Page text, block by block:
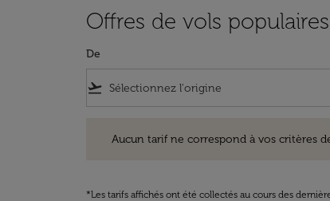
Offres de vols
De
flight_takeoff
Aucun tarif ne correspond à vos critères
*Les tarifs affichés ont été collectés au cours des